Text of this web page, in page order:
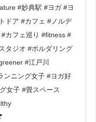
#妙典駅 #ヨガ #ヨ
ドア #カフェ #ノルデ
カフェ巡り #fitness #
タジオ #ボルダリング
#江戸川
ンニング女子 #ヨガ好
女子 #畳スペース